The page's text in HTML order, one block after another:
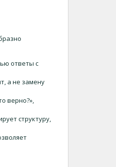
ответы с
а не замену
верно?»,
структуру,